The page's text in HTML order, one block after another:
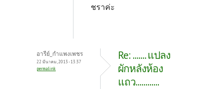
ชราค่ะ
อารีย์_กำแพงเพชร
22 มีนาคม, 2013 - 13:37
permalink
Re: ....... แปลง
ผักหลังห้อง
แถว............